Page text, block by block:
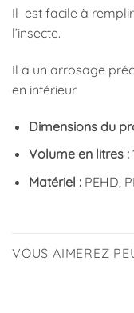
Il est facile à
l’insecte.
Il a un arrosage
en intérieur
Dimensions du
Volume en litres :
Matériel : PEHD,
VOUS AIMEREZ